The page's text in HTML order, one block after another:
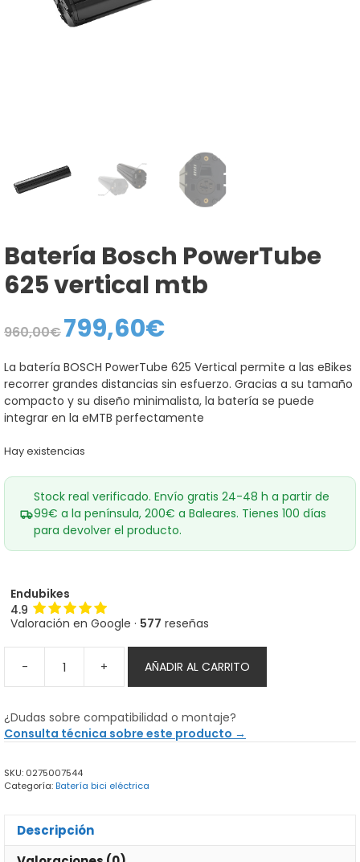
Batería Bosch PowerTube
625 vertical mtb
960,00€
El
precio
era:
960,00€.
799,60€El
precio
es:
799,60€.
La batería BOSCH PowerTube 625 Vertical permite a las eBikes
recorrer grandes distancias sin esfuerzo. Gracias a su tamaño
compacto y su diseño minimalista, la batería se puede
integrar en la eMTB perfectamente
Hay existencias
Stock real verificado. Envío gratis 24-48 h a partir de
99€ a la península, 200€ a Baleares. Tienes 100 días
para devolver el producto.
Endubikes
4.9
Valoración en Google · 577 reseñas
-
Batería
Bosch
625
vertical
+ AÑADIR AL CARRITO
¿Dudas sobre compatibilidad o montaje?
Consulta técnica sobre este producto →
SKU: 0275007544
Categoría:Batería bici eléctrica
Descripción